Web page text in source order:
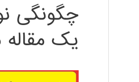
چگونگی
یک مقاله